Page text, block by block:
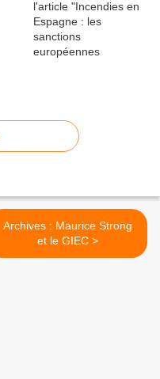
Archives : Maurice Strong
et le GIEC >